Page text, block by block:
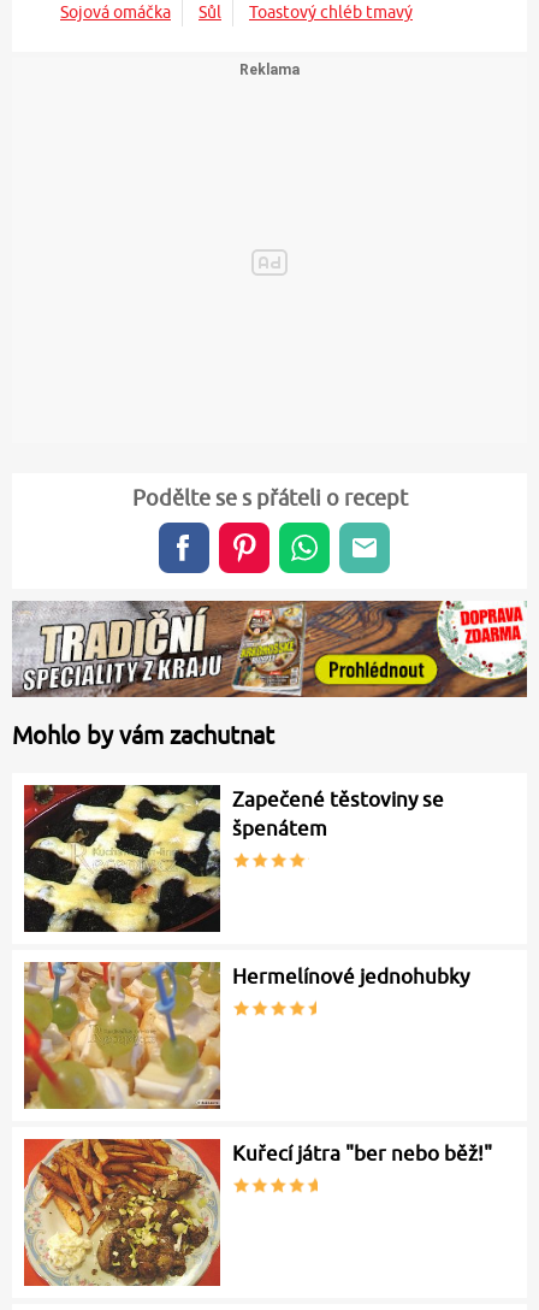
Sojová omáčka
Sůl Toastový chléb tmavý
Podělte se s přáteli o recept
Mohlo by vám zachutnat
Zapečené těstoviny se
špenátem
Hermelínové jednohubky
Kuřecí játra "ber nebo běž!"